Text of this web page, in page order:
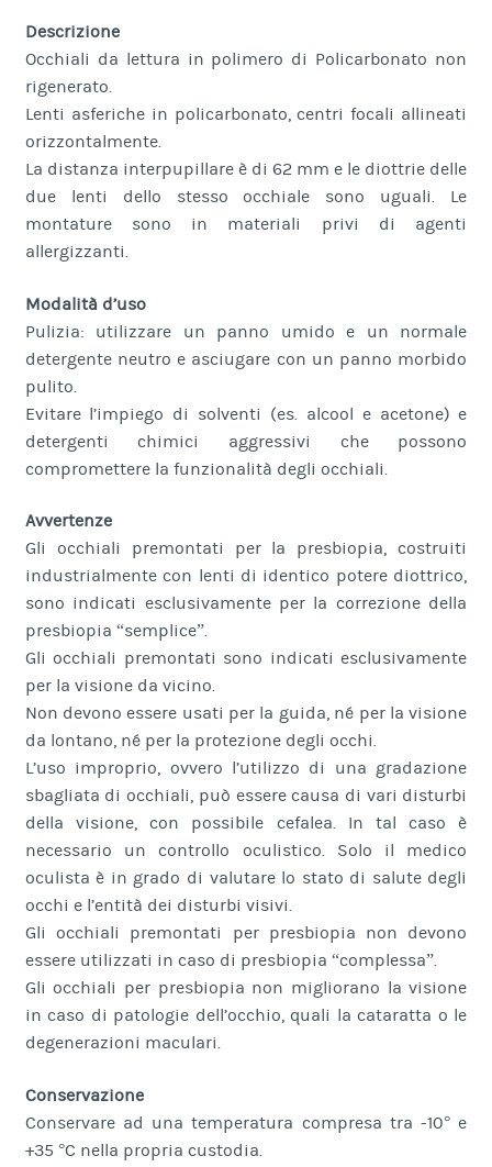
Descrizione
Occhiali da lettura in polimero di Policarbonato non
rigenerato.
Lenti asferiche in policarbonato, centri focali allineati
orizzontalmente.
La distanza interpupillare è di 62 mm e le diottrie delle
due lenti dello stesso occhiale sono uguali. Le
montature sono in materiali privi di agenti
allergizzanti.
Modalità d’uso
Pulizia: utilizzare un panno umido e un normale
detergente neutro e asciugare con un panno morbido
pulito.
Evitare l’impiego di solventi (es. alcool e acetone) e
detergenti chimici aggressivi che possono
compromettere la funzionalità degli occhiali.
Avvertenze
Gli occhiali premontati per la presbiopia, costruiti
industrialmente con lenti di identico potere diottrico,
sono indicati esclusivamente per la correzione della
presbiopia “semplice”.
Gli occhiali premontati sono indicati esclusivamente
per la visione da vicino.
Non devono essere usati per la guida, né per la visione
da lontano, né per la protezione degli occhi.
L’uso improprio, ovvero l’utilizzo di una gradazione
sbagliata di occhiali, può essere causa di vari disturbi
della visione, con possibile cefalea. In tal caso è
necessario un controllo oculistico. Solo il medico
oculista è in grado di valutare lo stato di salute degli
occhi e l’entità dei disturbi visivi.
Gli occhiali premontati per presbiopia non devono
essere utilizzati in caso di presbiopia “complessa”.
Gli occhiali per presbiopia non migliorano la visione
in caso di patologie dell’occhio, quali la cataratta o le
degenerazioni maculari.
Conservazione
Conservare ad una temperatura compresa tra -10° e
+35 °C nella propria custodia.